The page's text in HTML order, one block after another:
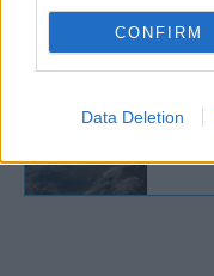
CONFIRM
Data Deletion